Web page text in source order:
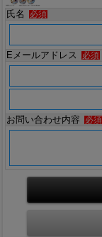
氏名 必須
Eメールアドレス 必須
お問い合わせ内容
必須